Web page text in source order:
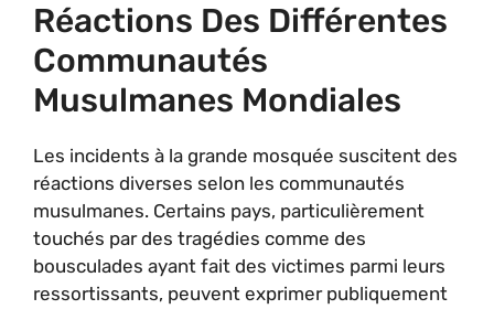
Réactions Des Différentes
Communautés
Musulmanes Mondiales
Les incidents à la grande mosquée suscitent des
réactions diverses selon les communautés
musulmanes. Certains pays, particulièrement
touchés par des tragédies comme des
bousculades ayant fait des victimes parmi leurs
ressortissants, peuvent exprimer publiquement